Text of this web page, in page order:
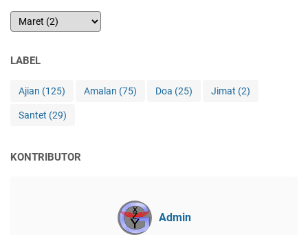
LABEL
Ajian (125) Amalan (75) Doa (25) Jimat (2)
Santet (29)
KONTRIBUTOR
Admin